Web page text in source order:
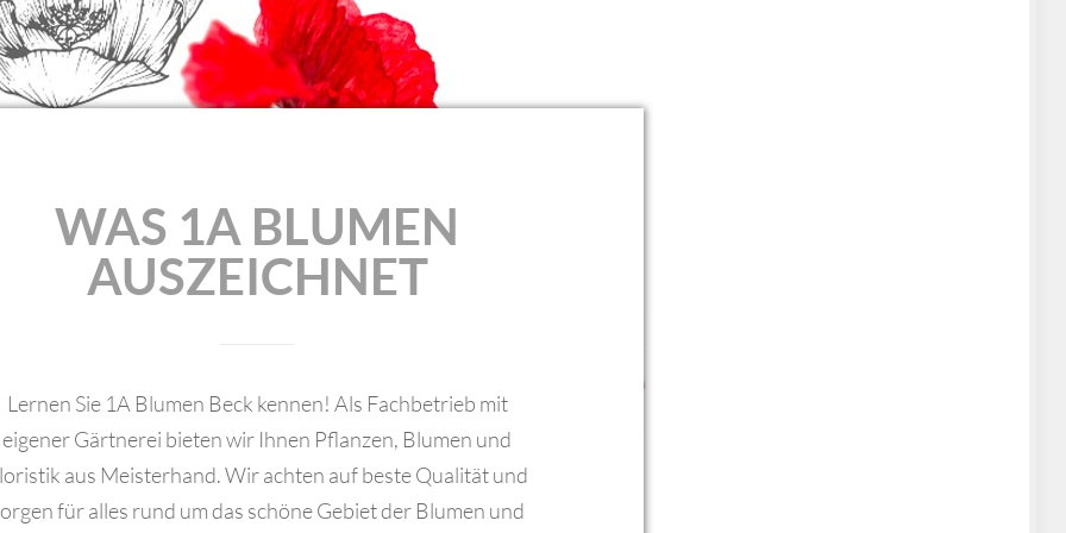
WAS 1A BLUMEN
AUSZEICHNET
Lernen Sie 1A Blumen Beck kennen! Als Fachbetrieb mit
eigener Gärtnerei bieten wir Ihnen Pflanzen, Blumen und
aus Meisterhand. Wir achten auf beste Qualität und
für alles rund um das schöne Gebiet der Blumen und